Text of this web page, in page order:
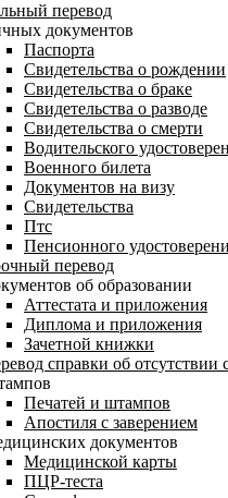
перевод
документов
Паспорта
Свидетельства о рождении
Свидетельства о браке
Свидетельства о разводе
Свидетельства о смерти
Водительского
Военного билета
Документов на визу
Свидетельства
Птс
Пенсионного
перевод
об образовании
Аттестата и приложения
Диплома и приложения
Зачетной книжки
справки об отсутствии
Печатей и штампов
Апостиля с заверением
документов
Медицинской карты
ПЦР-теста